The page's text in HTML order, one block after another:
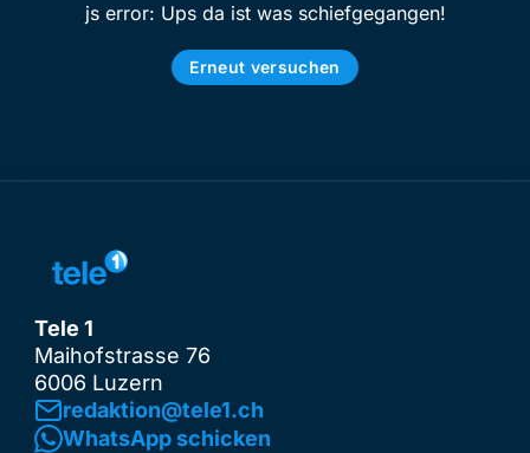
js error: Ups da ist was schiefgegangen!
Erneut versuchen
Tele 1
Maihofstrasse 76
6006 Luzern
redaktion@tele1.ch
WhatsApp schicken